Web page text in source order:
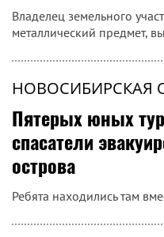
Владелец земельного
металлический предмет,
НОВОСИБИРСКАЯ
Пятерых юных
спасатели
острова
Ребята находились там